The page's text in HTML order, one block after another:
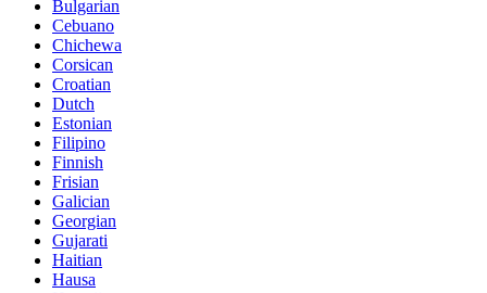
Bulgarian
Cebuano
Chichewa
Corsican
Croatian
Dutch
Estonian
Filipino
Finnish
Frisian
Galician
Georgian
Gujarati
Haitian
Hausa